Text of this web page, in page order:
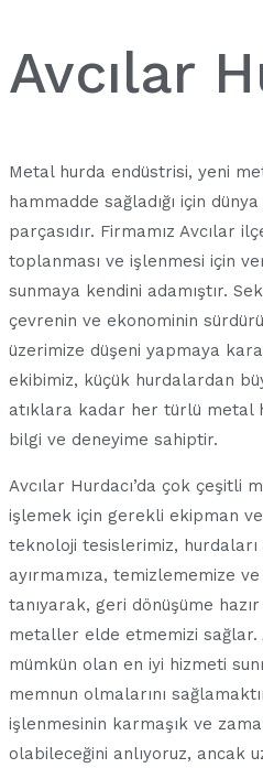
Avcılar
Metal hurda endüstrisi, yeni
hammadde sağladığı için
parçasıdır. Firmamız Avcılar
toplanması ve işlenmesi için
sunmaya kendini adamıştır.
çevrenin ve ekonominin
üzerimize düşeni yapmaya
ekibimiz, küçük hurdalardan
atıklara kadar her türlü metal
bilgi ve deneyime sahiptir.
Avcılar Hurdacı’da çok çeşitli
işlemek için gerekli ekipman
teknoloji tesislerimiz,
ayırmamıza, temizlememize
tanıyarak, geri dönüşüme
metaller elde etmemizi sağlar.
mümkün olan en iyi hizmeti
memnun olmalarını
işlenmesinin karmaşık ve
olabileceğini anlıyoruz, ancak